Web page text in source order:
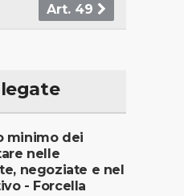
Art. 49
minimo dei
nelle
negoziate e nel
- Forcella